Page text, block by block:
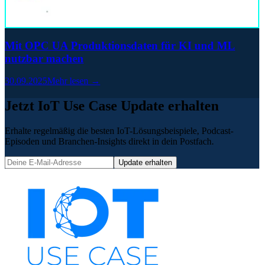
Mit OPC UA Produktionsdaten für KI und ML
nutzbar machen
30.09.2025Mehr lesen →
Jetzt IoT Use Case Update erhalten
Erhalte regelmäßig die besten IoT-Lösungsbeispiele, Podcast-
Episoden und Branchen-Insights direkt in dein Postfach.
Update erhalten